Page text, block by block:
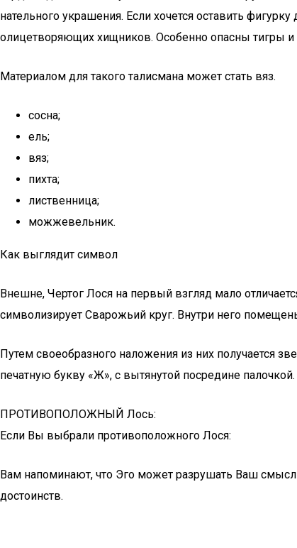
нательного украшения. Если хочется оставить
олицетворяющих хищников. Особенно опасны тигры
Материалом для такого талисмана может стать вяз.
сосна;
ель;
вяз;
пихта;
лиственница;
можжевельник.
Как выглядит символ
Внешне, Чертог Лося на первый взгляд мало
символизирует Сварожьий круг. Внутри него
Путем своеобразного наложения из них получается
печатную букву «Ж», с вытянутой посредине палочкой.
ПРОТИВОПОЛОЖНЫЙ Лось:
Если Вы выбрали противоположного Лося:
Вам напоминают, что Эго может разрушать Ваш
достоинств.